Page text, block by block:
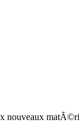
nouveaux